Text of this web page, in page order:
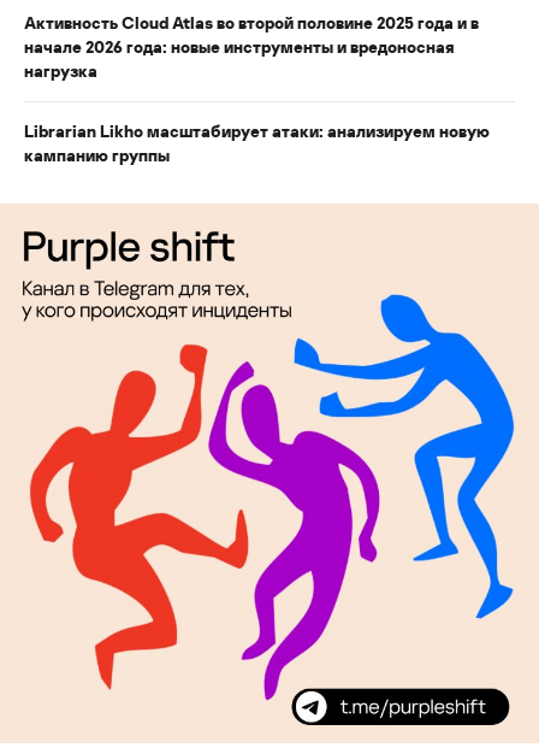
Активность Cloud Atlas во второй половине 2025 года и в
начале 2026 года: новые инструменты и вредоносная
нагрузка
Librarian Likho масштабирует атаки: анализируем новую
кампанию группы